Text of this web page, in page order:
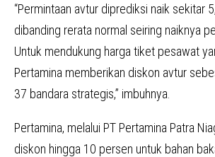
“Permintaan avtur diprediksi naik sekitar
dibanding rerata normal seiring naiknya
Untuk mendukung harga tiket pesawat
Pertamina memberikan diskon avtur
37 bandara strategis,” imbuhnya.
Pertamina, melalui PT Pertamina Patra
diskon hingga 10 persen untuk bahan